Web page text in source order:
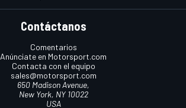
Contáctanos
Comentarios
Anúnciate en Motorsport.com
Contacta con el equipo
sales@motorsport.com
650 Madison Avenue,
New York, NY 10022
USA